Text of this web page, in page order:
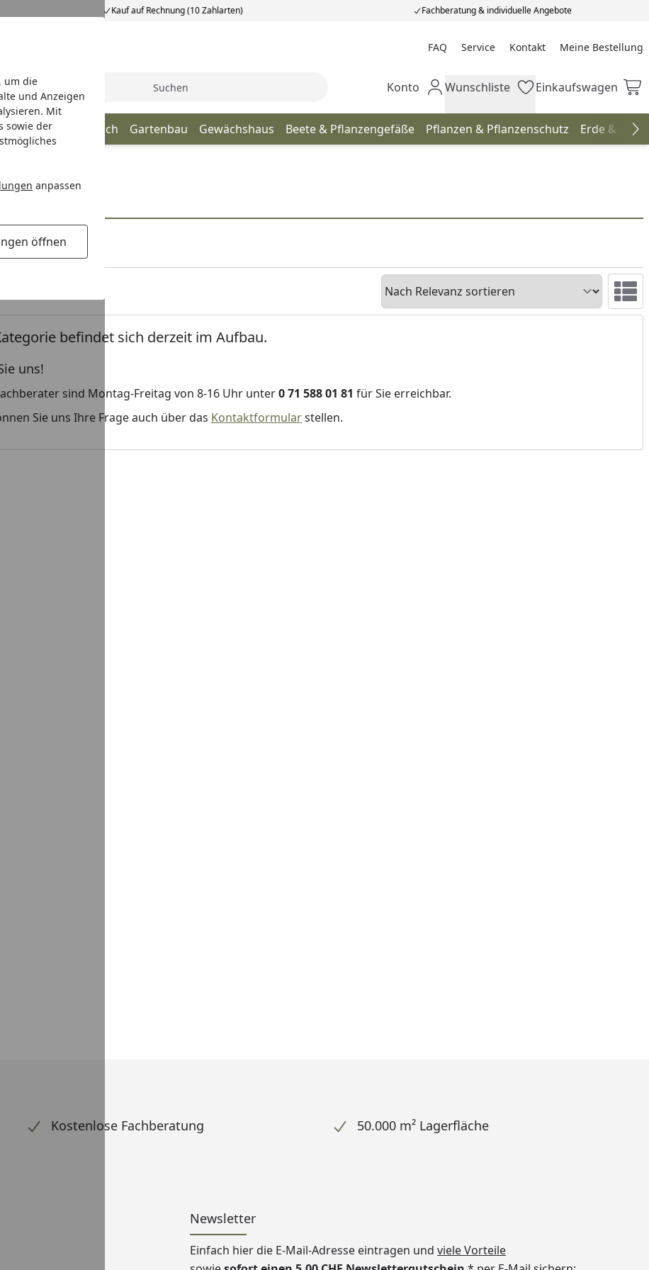
um die
und Anzeigen
Mit
sowie der
anpassen
öffnen
Kauf auf Rechnung (10 Zahlarten) Fachberatung & individuelle Angebote
FAQ Service Kontakt Meine Bestellung
Meine Bestellung
Suche Mein Konto
Konto Wunschliste
Wunschliste Einkaufswagen
Einkaufswagen
Terrassendach Gartenbau Gewächshaus Beete & Pflanzengefäße Pflanzen & Pflanzenschutz Erde &
Sortieren
befindet sich derzeit im Aufbau.
uns!
sind Montag-Freitag von 8-16 Uhr unter0 71 588 01 81 für Sie erreichbar.
Sie uns Ihre Frage auch über das Kontaktformularstellen.
Kostenlose Fachberatung 50.000 m² Lagerfläche
Newsletter
Einfach hier die E-Mail-Adresse eintragen und viele Vorteile